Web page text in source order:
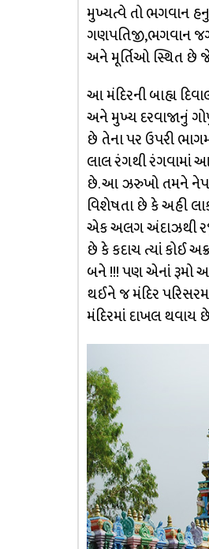
મુખ્યત્વે તો ભગવાન
ગણપતિજી,ભગવાન
અને મૂર્તિઓ સ્થિત છે
આ મંદિરની બાહ્ય
અને મુખ્ય દરવાજાનું
છે તેના પર ઉપરી
લાલ રંગથી
છે. આ ઝરુખો તમને
વિશેષતા છે કે અહી
એક અલગ અંદાઝથી
છે કે કદાચ ત્યાં કોઈ
બને !!! પણ એનાં રૂમો
થઈને જ મંદિર
મંદિરમાં દાખલ થવાય